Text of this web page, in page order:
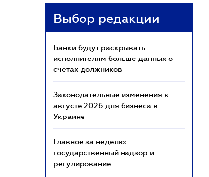
Выбор редакции
Банки будут раскрывать
исполнителям больше данных о
счетах должников
Законодательные изменения в
августе 2026 для бизнеса в
Украине
Главное за неделю:
государственный надзор и
регулирование